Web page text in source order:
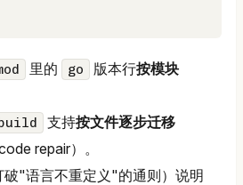
里的 go 版本行按模块
支持按文件逐步迁移
repair）。
破"语言不重定义"的通则）说明